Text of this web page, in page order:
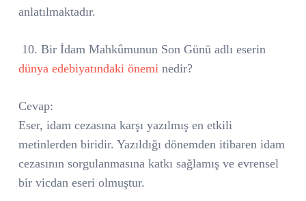
anlatılmaktadır.
10. Bir İdam Mahkûmunun Son Günü adlı eserin
dünya edebiyatındaki önemi nedir?
Cevap:
Eser, idam cezasına karşı yazılmış en etkili
metinlerden biridir. Yazıldığı dönemden itibaren idam
cezasının sorgulanmasına katkı sağlamış ve evrensel
bir vicdan eseri olmuştur.